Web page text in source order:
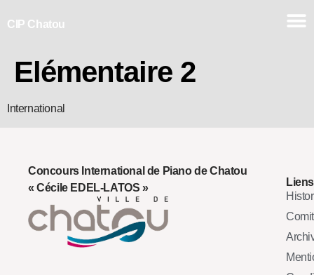
CIP Chatou
Elémentaire 2
International
Concours International de Piano de Chatou
« Cécile EDEL-LATOS »